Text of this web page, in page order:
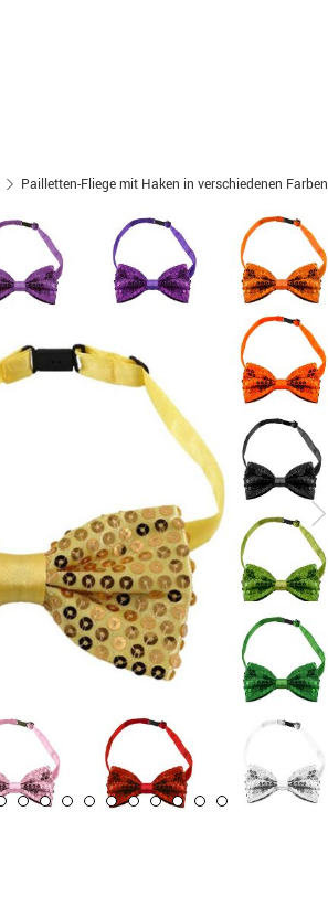
Pailletten-Fliege mit Haken in verschiedenen Farben